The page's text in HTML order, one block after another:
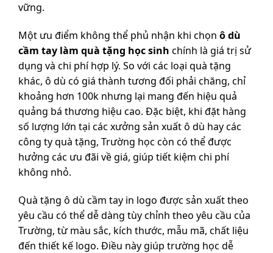
vững.
Một ưu điểm không thể phủ nhận khi chọn ô dù
cầm tay làm quà tặng học sinh chính là giá trị sử
dụng và chi phí hợp lý. So với các loại quà tặng
khác, ô dù có giá thành tương đối phải chăng, chỉ
khoảng hơn 100k nhưng lại mang đến hiệu quả
quảng bá thương hiệu cao. Đặc biệt, khi đặt hàng
số lượng lớn tại các xưởng sản xuất ô dù hay các
công ty quà tặng, Trường học còn có thể được
hưởng các ưu đãi về giá, giúp tiết kiệm chi phí
không nhỏ.
Quà tặng ô dù cầm tay in logo được sản xuất theo
yêu cầu có thể dễ dàng tùy chỉnh theo yêu cầu của
Trường, từ màu sắc, kích thước, mẫu mã, chất liệu
đến thiết kế logo. Điều này giúp trường học dễ